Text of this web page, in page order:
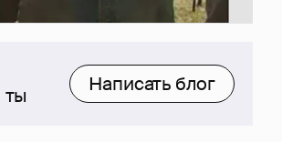
ты
Написать блог